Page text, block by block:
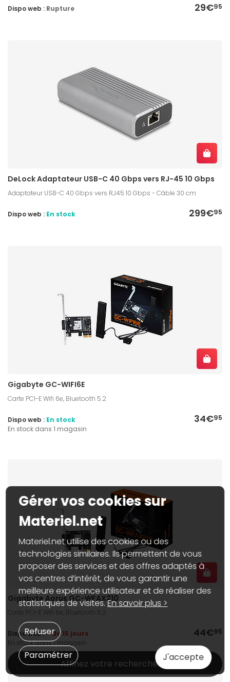
29€95
Dispo web : Rupture
DeLock Adaptateur USB-C 40 Gbps vers RJ-45 10 Gbps
Adaptateur USB-C 40 Gbps vers RJ45 10 Gbps - Câble 30 cm
299€95
Dispo web : En stock
Gigabyte GC-WIFI6E
Carte PCI-E Wifi 6e, Bluetooth 5.2
34€95
Dispo web : En stock
En stock dans 1 magasin
Gigabyte Aorus GC-WFAX210
Carte PCI-E Wifi 6e, Bluetooth 5.2
44€95
Dispo web :+ de 15 jours
En stock dans 1 magasin
Affinez votre recherche
Gérer vos cookies sur
Materiel.net
Materiel.net utilise des cookies ou des
technologies similaires. Ils permettent de vous
proposer des services et des offres adaptés à
vos centres d’intérêt, de vous garantir une
meilleure expérience utilisateur et de réaliser des
statistiques de visites.En savoir plus >
J'accepte
Paramétrer
Refuser